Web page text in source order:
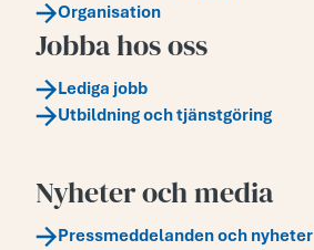
Organisation
Jobba hos oss
Lediga jobb
Utbildning och tjänstgöring
Nyheter och media
Pressmeddelanden och nyheter